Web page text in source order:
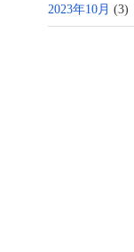
2023年10月 (3)